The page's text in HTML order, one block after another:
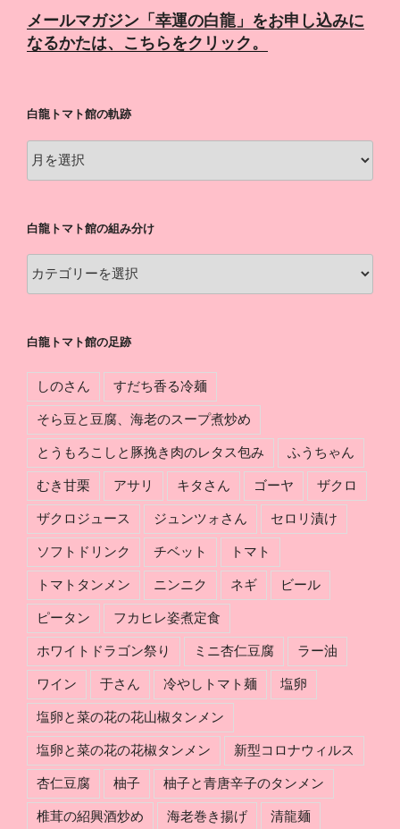
メールマガジン「幸運の白龍」をお申し込みに
なるかたは、こちらをクリック。
白龍トマト館の軌跡
龍
ト
館
の
白龍トマト館の組み分け
龍
ト
館
み
分
白龍トマト館の足跡
しのさん すだち香る冷麺
そら豆と豆腐、海老のスープ煮炒め
とうもろこしと豚挽き肉のレタス包み ふうちゃん
むき甘栗 アサリ キタさん ゴーヤ ザクロ
ザクロジュース ジュンツォさん セロリ漬け
ソフトドリンク チベット トマト
トマトタンメン ニンニク ネギ ビール
ピータン フカヒレ姿煮定食
ホワイトドラゴン祭り ミニ杏仁豆腐 ラー油
ワイン 于さん 冷やしトマト麺 塩卵
塩卵と菜の花の花山椒タンメン
塩卵と菜の花の花椒タンメン 新型コロナウィルス
杏仁豆腐 柚子 柚子と青唐辛子のタンメン
椎茸の紹興酒炒め 海老巻き揚げ 清龍麺